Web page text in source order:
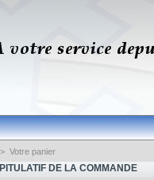
> Votre panier
DE LA COMMANDE